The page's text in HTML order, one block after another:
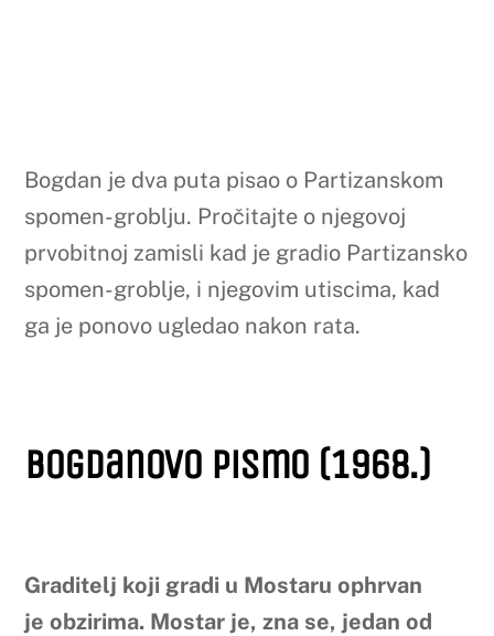
Bogdan je dva puta pisao o Partizanskom
spomen-groblju. Pročitajte o njegovoj
prvobitnoj zamisli kad je gradio Partizansko
spomen-groblje, i njegovim utiscima, kad
ga je ponovo ugledao nakon rata.
Bogdanovo pismo (1968.)
Graditelj koji gradi u Mostaru ophrvan
je obzirima. Mostar je, zna se, jedan od